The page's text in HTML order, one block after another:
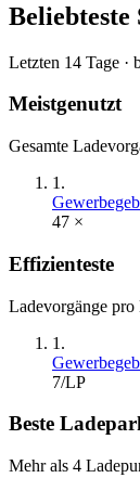
Beliebteste
Letzten 14 Tage ·
Meistgenutzt
Gesamte
1 .
47 ×
Effizienteste
Ladevorgänge pro
1 .
7/LP
Beste
Mehr als 4